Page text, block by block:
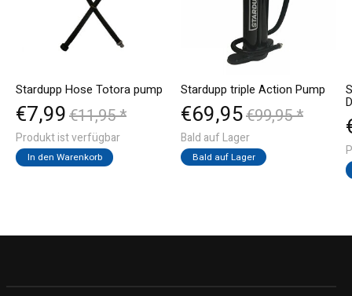
Stardupp Hose Totora pump
€7,99€11,95 *
Produkt ist verfügbar
In den Warenkorb
Stardupp triple Action Pump
€69,95€99,95 *
Bald auf Lager
Bald auf Lager